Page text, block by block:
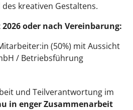
kreativen Gestaltens.
oder nach Vereinbarung:
(50%) mit Aussicht
/ Betriebsführung
und Teilverantwortung im
in enger Zusammenarbeit